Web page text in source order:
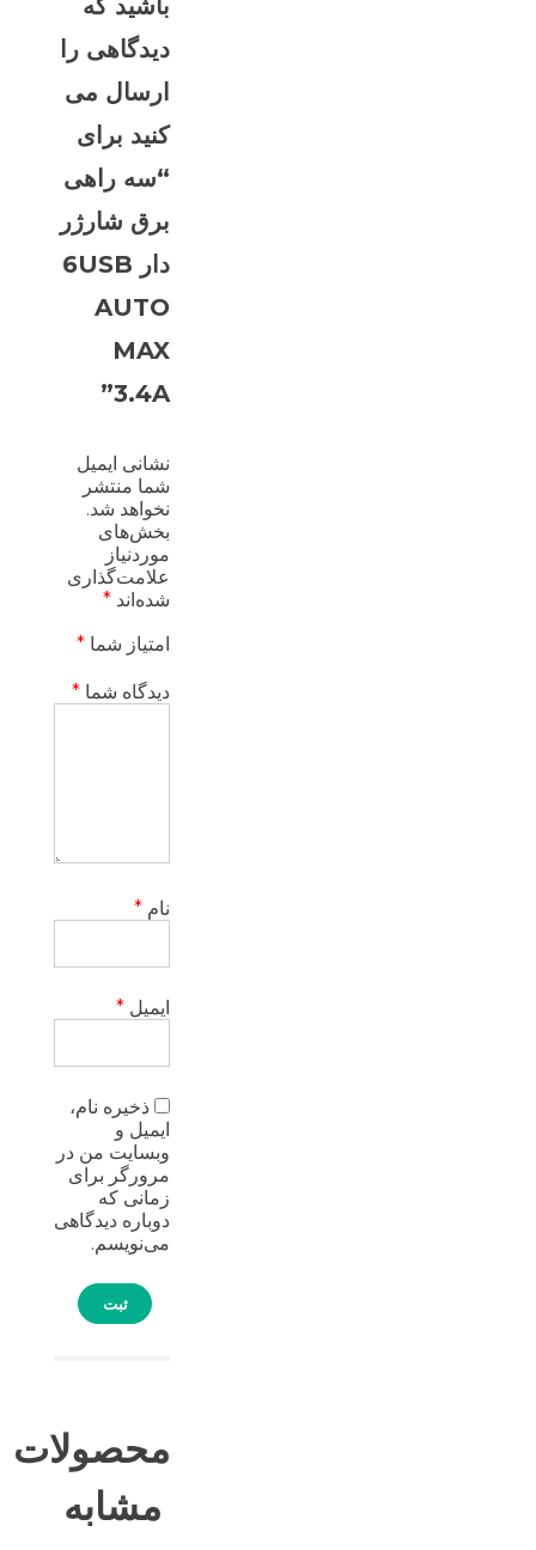
باشید که
دیدگاهی را
ارسال می
کنید برای
“سه راهی
برق شارژر
دار 6USB
AUTO
MAX
3.4A”
نشانی ایمیل
شما منتشر
نخواهد شد.
بخش‌های
موردنیاز
علامت‌گذاری
شده‌اند *
امتیاز شما *
دیدگاه شما *
نام *
ایمیل *
ذخیره نام،
ایمیل و
وبسایت من در
مرورگر برای
زمانی که
دوباره دیدگاهی
می‌نویسم.
محصولات
مشابه